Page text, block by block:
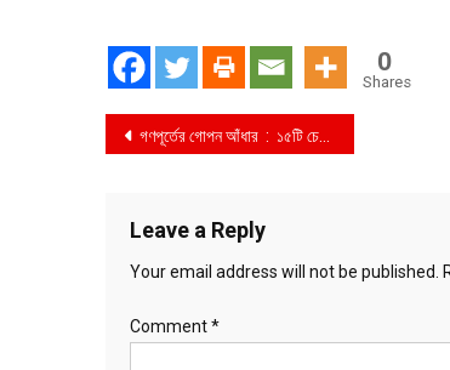
0
Shares
Post
গণপূর্তের গোপন আঁধার : ১৫টি চেক জালিয়াতি, বিপুল অর্থ আত্মসাৎ! পূবালী ব্যাংক বিপাকে, নীরব নির্বাহী প্রকৌশলী !
Leave a Reply
Your email address will not be published.
Comment*